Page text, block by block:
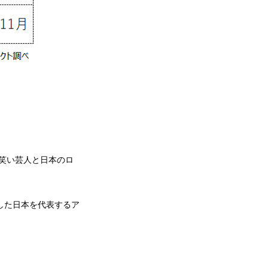
い芸人と日本のロ
た日本を代表するア